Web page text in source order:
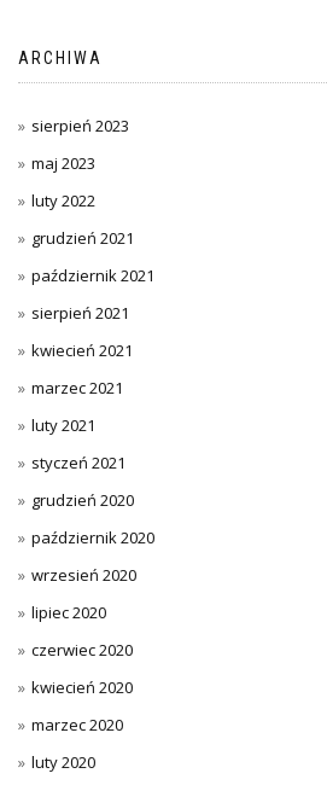
ARCHIWA
sierpień 2023
maj 2023
luty 2022
grudzień 2021
październik 2021
sierpień 2021
kwiecień 2021
marzec 2021
luty 2021
styczeń 2021
grudzień 2020
październik 2020
wrzesień 2020
lipiec 2020
czerwiec 2020
kwiecień 2020
marzec 2020
luty 2020